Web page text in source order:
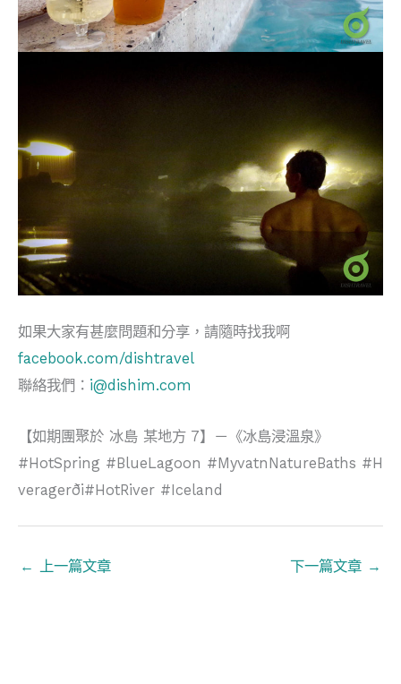
如果大家有甚麼問題和分享，請隨時找我啊
facebook.com/dishtravel
聯絡我們： i@dishim.com
【如期團聚於 冰島 某地方 7】－《冰島浸溫泉》
#HotSpring #BlueLagoon #MyvatnNatureBaths #H
veragerði#HotRiver #Iceland
← 上一篇文章 下一篇文章 →